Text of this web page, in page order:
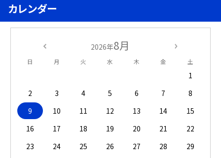
カレンダー
2026年8月
日 月 火 水 木 金 土
1
2
3 4 5 6 7
8
9
10 11 12 13 14
15
16
17 18 19 20 21
22
23
24 25 26 27 28
29